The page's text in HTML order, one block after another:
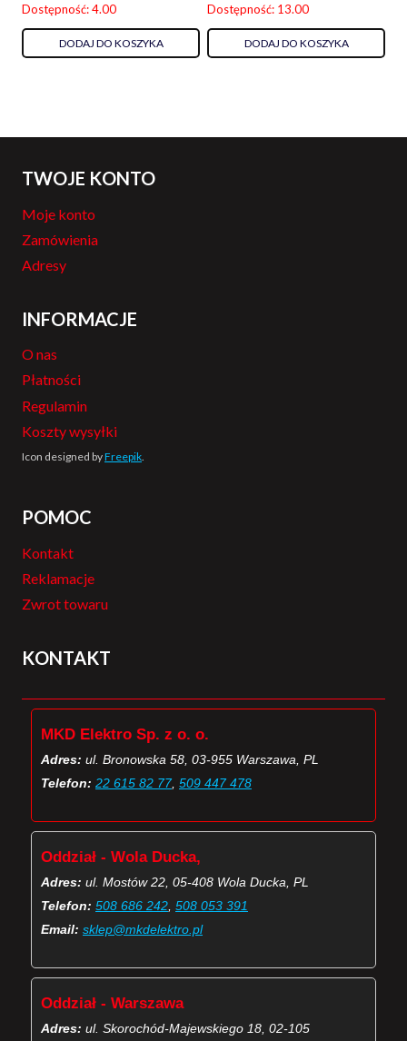
Dostępność: 4.00
DODAJ DO KOSZYKA
Dostępność: 13.00
DODAJ DO KOSZYKA
TWOJE KONTO
Moje konto
Zamówienia
Adresy
INFORMACJE
O nas
Płatności
Regulamin
Koszty wysyłki
Icon designed byFreepik.
POMOC
Kontakt
Reklamacje
Zwrot towaru
KONTAKT
MKD Elektro Sp. z o. o.
Adres: ul. Bronowska 58, 03-955 Warszawa, PL
Telefon: 22 615 82 77, 509 447 478
Oddział - Wola Ducka,
Adres: ul. Mostów 22, 05-408 Wola Ducka, PL
Telefon: 508 686 242 508 053 391
Email: sklep@mkdelektro.pl
Oddział - Warszawa
Adres: ul. Skorochód-Majewskiego 18, 02-105